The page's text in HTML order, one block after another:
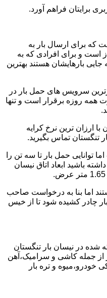
برایتان فراهم آورد.
که برای ارسال بار به
و برای افرادی که به
بارهایشان هستند بهترین
سرویس های حمل بار در
همه روزه برقرار است و تنها
ارزان ترین نرخ کرایه
تنگستان تماس بگیرید.
معمولا 2 تن است اما توانایی حمل بار تا سه تن را
باشید ابعاد اتاق نیسان
اما بنا به درخواست صاحب
چادر کشیده شود تا از خیس
شده در نیسان بار تنگستان
از جمله کاشی و سرامیک،آهن
خودرو،میوه و تره بار